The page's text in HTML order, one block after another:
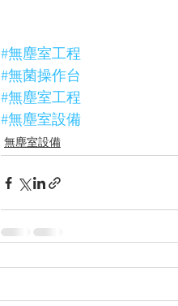
#無塵室工程
#無菌操作台
#無塵室工程
#無塵室設備
無塵室設備